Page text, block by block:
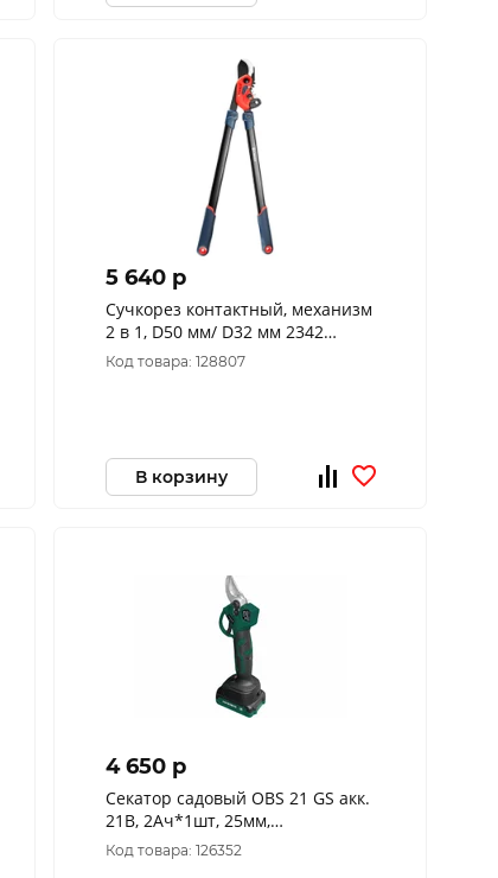
5 640 p
Сучкорез контактный, механизм
2 в 1, D50 мм/ D32 мм 2342
OKINAWA
Код товара: 128807
В корзину
4 650 p
Секатор садовый OBS 21 GS акк.
21В, 2Ач*1шт, 25мм,
бесщёточный FAVOURITE
150021025
Код товара: 126352